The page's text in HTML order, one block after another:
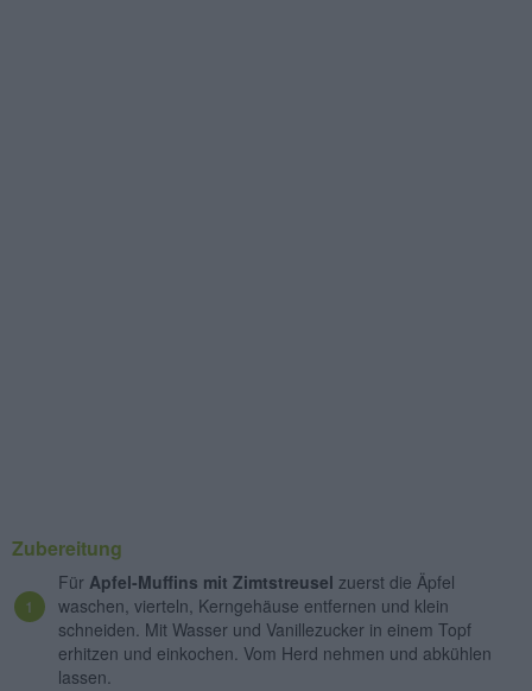
Zubereitung
Für Apfel-Muffins mit Zimtstreusel zuerst die Äpfel
waschen, vierteln, Kerngehäuse entfernen und klein
schneiden. Mit Wasser und Vanillezucker in einem Topf
erhitzen und einkochen. Vom Herd nehmen und abkühlen
lassen.